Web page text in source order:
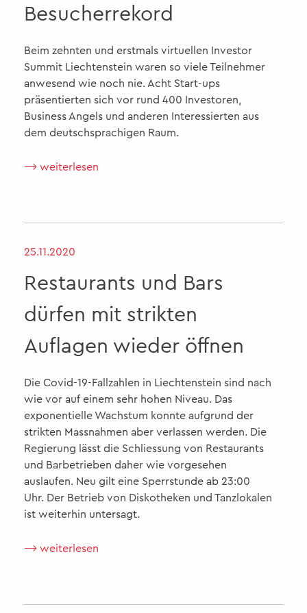
Besucherrekord
Beim zehnten und erstmals virtuellen Investor
Summit Liechtenstein waren so viele Teilnehmer
anwesend wie noch nie. Acht Start-ups
präsentierten sich vor rund 400 Investoren,
Business Angels und anderen Interessierten aus
dem deutschsprachigen Raum.
⟶ weiterlesen
25.11.2020
Restaurants und Bars
dürfen mit strikten
Auflagen wieder öffnen
Die Covid-19-Fallzahlen in Liechtenstein sind nach
wie vor auf einem sehr hohen Niveau. Das
exponentielle Wachstum konnte aufgrund der
strikten Massnahmen aber verlassen werden. Die
Regierung lässt die Schliessung von Restaurants
und Barbetrieben daher wie vorgesehen
auslaufen. Neu gilt eine Sperrstunde ab 23:00
Uhr. Der Betrieb von Diskotheken und Tanzlokalen
ist weiterhin untersagt.
⟶ weiterlesen